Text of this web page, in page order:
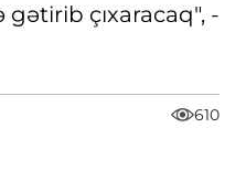
çıxaracaq", -
610